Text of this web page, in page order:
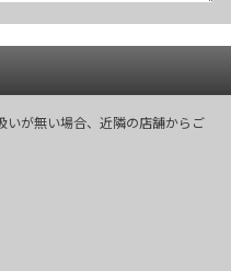
いが無い場合、近隣の店舗からご